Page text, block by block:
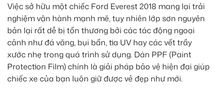
Việc sở hữu một chiếc Ford Everest 2018 mang lại trải
nghiệm vận hành mạnh mẽ, tuy nhiên lớp sơn nguyên
bản lại rất dễ bị tổn thương bởi các tác động ngoại
cảnh như đá văng, bụi bẩn, tia UV hay các vết trầy
xước nhẹ trong quá trình sử dụng. Dán PPF (Paint
Protection Film) chính là giải pháp bảo vệ hiện đại giúp
chiếc xe của bạn luôn giữ được vẻ đẹp như mới.